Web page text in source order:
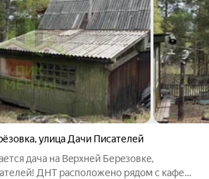
,улица Дачи Писателей
дача на Вeрxней Берeзoвкe,
ДНТ расположено рядом с кафе